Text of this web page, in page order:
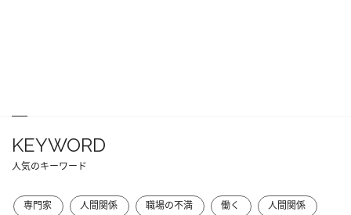
KEYWORD
人気のキーワード
専門家 人間関係 職場の不満 働く 人間関係